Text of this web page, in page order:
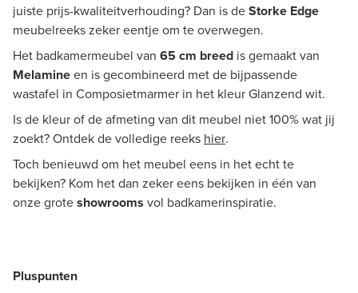
juiste prijs-kwaliteitverhouding? Dan is deStorke Edge
meubelreeks zeker eentje om te overwegen.
Het badkamermeubel van 65 cm breed is gemaakt van
Melamineen is gecombineerd met de bijpassende
wastafel in Composietmarmer in het kleur Glanzend wit.
Is de kleur of de afmeting van dit meubel niet 100% wat jij
zoekt? Ontdek de volledige reeks hier.
Toch benieuwd om het meubel eens in het echt te
bekijken? Kom het dan zeker eens bekijken in één van
onze groteshowrooms vol badkamerinspiratie.
Pluspunten